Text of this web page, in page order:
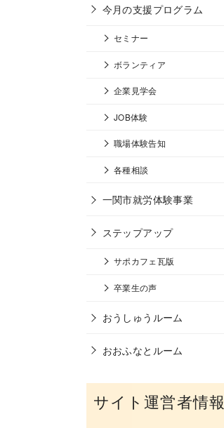
今月の支援プログラム
セミナー
ボランティア
企業見学会
JOB体験
職場体験告知
各種相談
一関市就労体験事業
ステップアップ
サポカフェ瓦版
卒業生の声
おうしゅうルーム
おおふなとルーム
サイト運営者情報